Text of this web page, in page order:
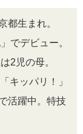
都生まれ。
でデビュー。
2児の母。
キッパリ！」
活躍中。特技